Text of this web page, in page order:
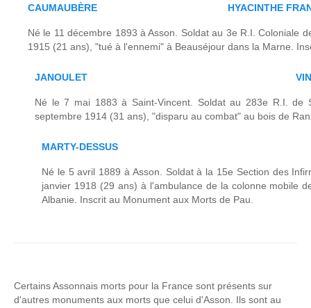
CAUMAUBÈRE HYACINTHE
Né le 11 décembre 1893 à Asson. Soldat au 3e R.I. Coloniale
1915 (21 ans), "tué à l'ennemi" à Beauséjour dans la Marne.
JANOULET
Né le 7 mai 1883 à Saint-Vincent. Soldat au 283e R.I. de
septembre 1914 (31 ans), "disparu au combat" au bois de
MARTY-DESSUS
Né le 5 avril 1889 à Asson. Soldat à la 15e Section des
janvier 1918 (29 ans) à l'ambulance de la colonne mobile
Albanie. Inscrit au Monument aux Morts de Pau.
Certains Assonnais morts pour la France sont présents sur
d'autres monuments aux morts que celui d'Asson. Ils sont au